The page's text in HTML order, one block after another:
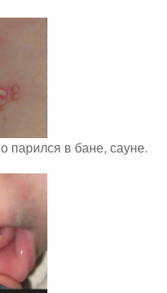
парился в бане, сауне.